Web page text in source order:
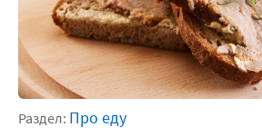
Раздел: Про еду